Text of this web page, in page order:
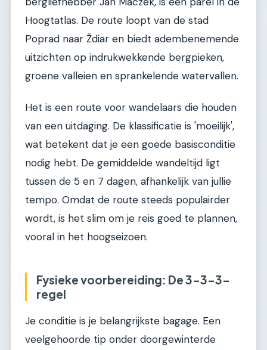
Hoogtatlas. De route loopt van de stad
Poprad naar Ždiar en biedt adembenemende
uitzichten op indrukwekkende bergpieken,
groene valleien en sprankelende watervallen.
Het is een route voor wandelaars die houden
van een uitdaging. De klassificatie is 'moeilijk',
wat betekent dat je een goede basisconditie
nodig hebt. De gemiddelde wandeltijd ligt
tussen de 5 en 7 dagen, afhankelijk van jullie
tempo. Omdat de route steeds populairder
wordt, is het slim om je reis goed te plannen,
vooral in het hoogseizoen.
Fysieke voorbereiding: De 3-3-3-
regel
Je conditie is je belangrijkste bagage. Een
veelgehoorde tip onder doorgewinterde